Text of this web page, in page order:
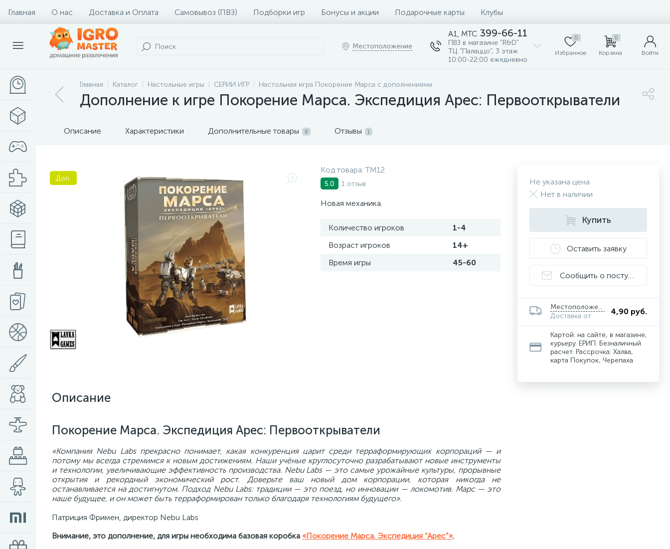
Главная О нас Доставка и Оплата Самовывоз (ПВЗ) Подборки игр Бонусы и акции Подарочные карты Клубы
Местоположение
A1, MTC 399-66-11
ПВЗ в магазине "R&D"
ТЦ "Палаццо", 3 этаж
10:00-22:00 ежедневно
0
Избранное
0
Корзина Войти
Главная Каталог Настольные игры СЕРИИ ИГР Настольная игра Покорение Марса с дополнениями
Дополнение к игре Покорение Марса. Экспедиция Арес: Первооткрыватели
Описание Характеристики Дополнительные товары 8 Отзывы 1
Доп.
Код товара:ТМ12
5.0 1 отзыв
Новая механика.
Количество игроков
1-4
Возраст игроков
14+
Время игры
45-60
Описание
Покорение Марса. Экспедиция Арес: Первооткрыватели
«Компания Nebu Labs прекрасно понимает, какая конкуренция царит среди терраформирующих корпораций — и
потому мы всегда стремимся к новым достижениям. Наши учёные круглосуточно разрабатывают новые инструменты
и технологии, увеличивающие эффективность производства. Nebu Labs — это самые урожайные культуры, прорывные
открытия и рекордный экономический рост. Доверьте ваш новый дом корпорации, которая никогда не
останавливается на достигнутом. Подход Nebu Labs: традиции — это поезд, но инновации — локомотив. Марс — это
наше будущее, и он может быть терраформирован только благодаря технологиям будущего».
Патриция Фримен, директор Nebu Labs
Внимание, это дополнение, для игры необходима базовая коробка «Покорение Марса. Экспедиция “Арес”».
Не указана цена
Нет в наличии
Купить
Оставить заявку
Сообщить о поступлении
Местоположение
Доставка от
4,90 руб.
Картой: на сайте, в магазине,
курьеру. ЕРИП. Безналичный
расчет. Рассрочка: Халва,
карта Покупок, Черепаха